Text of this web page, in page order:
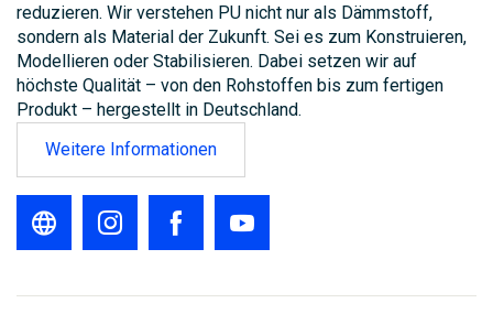
reduzieren. Wir verstehen PU nicht nur als Dämmstoff,
sondern als Material der Zukunft. Sei es zum Konstruieren,
Modellieren oder Stabilisieren. Dabei setzen wir auf
höchste Qualität – von den Rohstoffen bis zum fertigen
Produkt – hergestellt in Deutschland.
Weitere Informationen